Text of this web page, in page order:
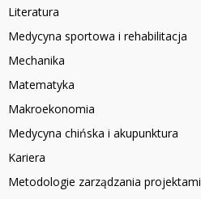
Literatura
Medycyna sportowa i rehabilitacja
Mechanika
Matematyka
Makroekonomia
Medycyna chińska i akupunktura
Kariera
Metodologie zarządzania projektami